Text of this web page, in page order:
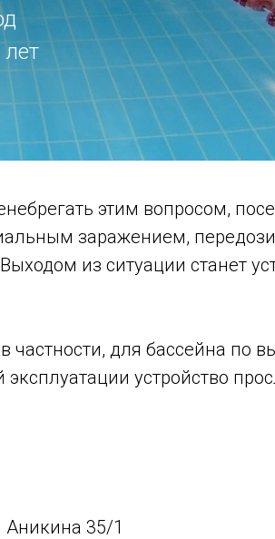
этим вопросом,
заражением,
из ситуации станет
частности, для бассейна
устройство
Аникина 35/1